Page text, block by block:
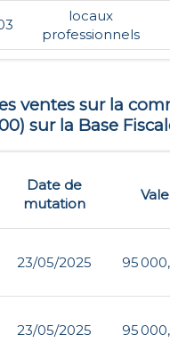
locaux
professionnels
ventes sur la
) sur la Base
Date de
mutation
23/05/2025 95
23/05/2025 95